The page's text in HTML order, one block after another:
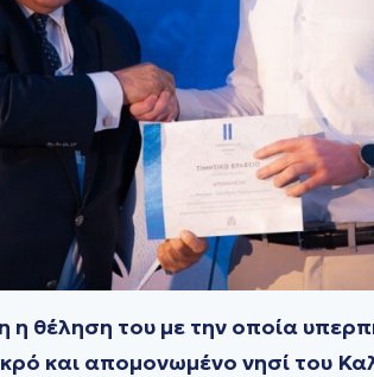
η θέληση του με την οποία
και απομονωμένο νησί του